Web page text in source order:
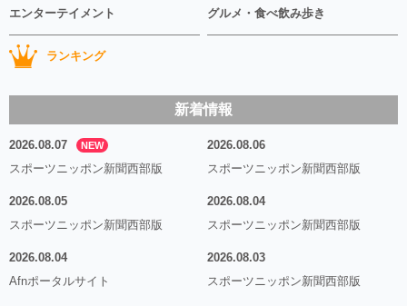
エンターテイメント グルメ・食べ飲み歩き
ランキング
新着情報
2026.08.07 NEW
スポーツニッポン新聞西部版
2026.08.06
スポーツニッポン新聞西部版
2026.08.05
スポーツニッポン新聞西部版
2026.08.04
スポーツニッポン新聞西部版
2026.08.04
Afnポータルサイト
2026.08.03
スポーツニッポン新聞西部版